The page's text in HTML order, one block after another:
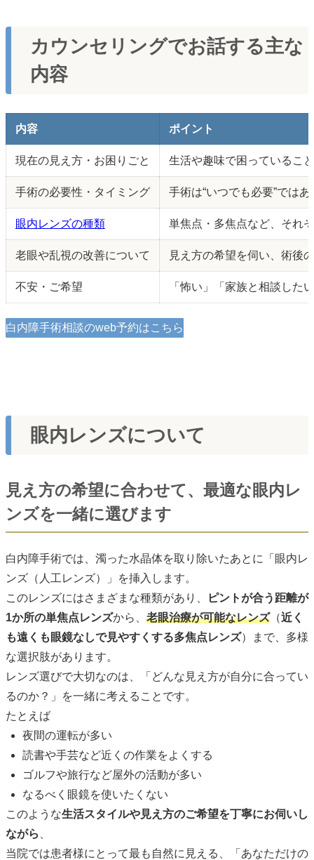
カウンセリングでお話する主な
内容
内容 ポイント
現在の見え方・お困りごと 生活や趣味で困っているこ
手術の必要性・タイミング 手術は“いつでも必要”では
眼内レンズの種類 単焦点・多焦点など、それ
老眼や乱視の改善について 見え方の希望を伺い、術後
不安・ご希望 「怖い」「家族と相談した
白内障手術相談のweb予約はこちら
眼内レンズについて
見え方の希望に合わせて、最適な眼内レ
ンズを一緒に選びます
白内障手術では、濁った水晶体を取り除いたあとに「眼内レ
ンズ（人工レンズ）」を挿入します。
このレンズにはさまざまな種類があり、
ピントが合う距離が
1か所の単焦点レンズから、 老眼治療が可能なレンズ（近く
も遠くも眼鏡なしで見やすくする多焦点レンズ）まで、多様
な選択肢があります。
レンズ選びで大切なのは、「どんな見え方が自分に合ってい
るのか？」を一緒に考えることです。
たとえば
夜間の運転が多い
読書や手芸など近くの作業をよくする
ゴルフや旅行など屋外の活動が多い
なるべく眼鏡を使いたくない
このような生活スタイルや見え方のご希望を丁寧にお伺いし
ながら
当院では患者様にとって最も自然に見える、「あなただけの